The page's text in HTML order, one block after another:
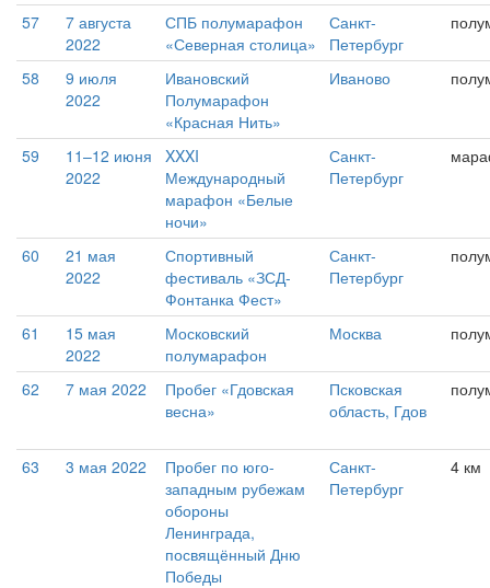
57
7 августа
2022
СПБ полумарафон
«Северная столица»
Санкт-
Петербург
58
9 июля
2022
Ивановский
Полумарафон
«Красная Нить»
Иваново
59
11–12 июня
2022
XXXI
Международный
марафон «Белые
ночи»
Санкт-
Петербург
60
21 мая
2022
Спортивный
фестиваль «ЗСД-
Фонтанка Фест»
Санкт-
Петербург
61
15 мая
2022
Московский
полумарафон
Москва
62 7 мая 2022
Пробег «Гдовская
весна»
Псковская
область, Гдов
63 3 мая 2022
Пробег по юго-
западным рубежам
обороны
Ленинграда,
посвящённый Дню
Победы
Санкт-
Петербург
4 км